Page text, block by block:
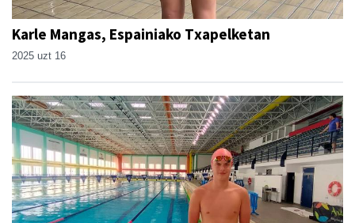
Karle Mangas, Espainiako Txapelketan
2025 uzt 16